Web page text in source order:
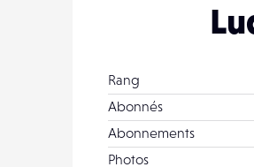
Rang
Abonnés
Abonnements
Photos